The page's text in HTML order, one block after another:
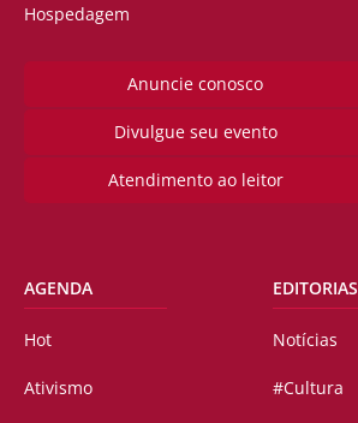
Hospedagem
Anuncie conosco
Divulgue seu evento
Atendimento ao leitor
AGENDA
Hot
Ativismo
EDITORIAS
Notícias
#Cultura